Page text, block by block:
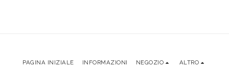
PAGINA INIZIALE INFORMAZIONI NEGOZIO ALTRO